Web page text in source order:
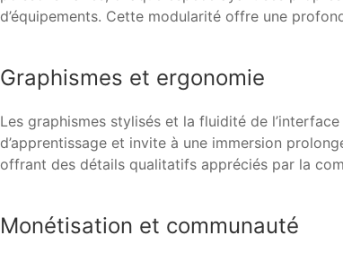
d’équipements. Cette modularité offre une
Graphismes et ergonomie
Les graphismes stylisés et la fluidité de
d’apprentissage et invite à une immersion
offrant des détails qualitatifs appréciés par la
Monétisation et communauté